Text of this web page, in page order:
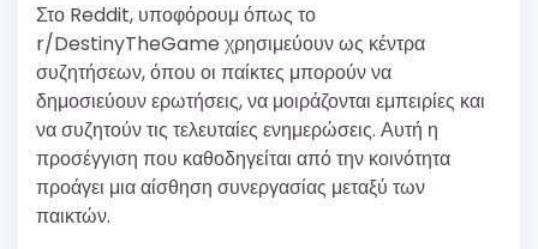
Στο Reddit, υποφόρουμ όπως το
r/DestinyTheGame χρησιμεύουν ως κέντρα
συζητήσεων, όπου οι παίκτες μπορούν να
δημοσιεύουν ερωτήσεις, να μοιράζονται εμπειρίες και
να συζητούν τις τελευταίες ενημερώσεις. Αυτή η
προσέγγιση που καθοδηγείται από την κοινότητα
προάγει μια αίσθηση συνεργασίας μεταξύ των
παικτών.